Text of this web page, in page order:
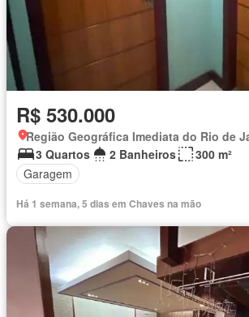
R$ 530.000
3 Quartos
2 Banheiros
300 m²
Garagem
Há 1 semana, 5 dias em Chaves na mão